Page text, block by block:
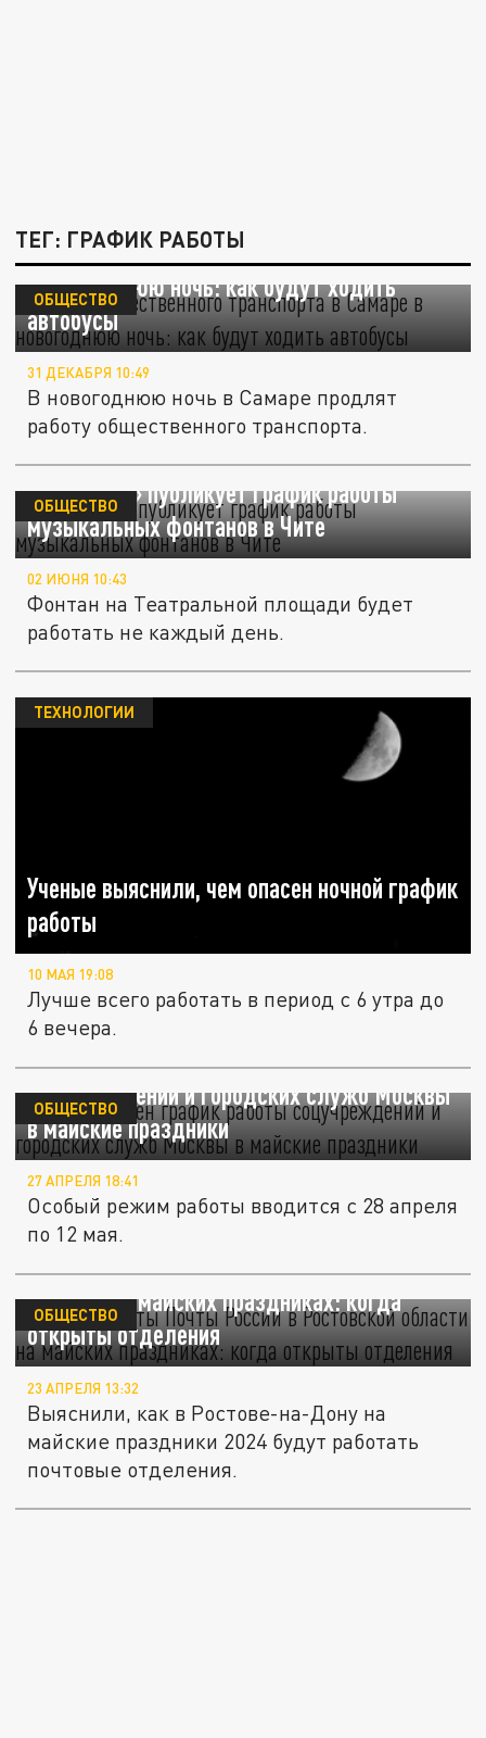
ТЕГ: ГРАФИК РАБОТЫ
Работа общественного транспорта в Самаре
в новогоднюю ночь: как будут ходить
автобусы
ОБЩЕСТВО
31 ДЕКАБРЯ 10:49
В новогоднюю ночь в Самаре продлят
работу общественного транспорта.
«Царьград» публикует график работы
музыкальных фонтанов в Чите
ОБЩЕСТВО
02 ИЮНЯ 10:43
Фонтан на Театральной площади будет
работать не каждый день.
Ученые выяснили, чем опасен ночной график
работы
ТЕХНОЛОГИИ
10 МАЯ 19:08
Лучше всего работать в период с 6 утра до
6 вечера.
Стал известен график работы
соцучреждений и городских служб Москвы
в майские праздники
ОБЩЕСТВО
27 АПРЕЛЯ 18:41
Особый режим работы вводится с 28 апреля
по 12 мая.
График работы Почты России в Ростовской
области на майских праздниках: когда
открыты отделения
ОБЩЕСТВО
23 АПРЕЛЯ 13:32
Выяснили, как в Ростове-на-Дону на
майские праздники 2024 будут работать
почтовые отделения.